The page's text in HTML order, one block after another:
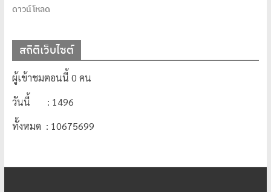
ดาวน์โหลด
สถิติเว็บไซต์
ผู้เข้าชมตอนนี้ 0 คน
วันนี้ : 1496
ทั้งหมด : 10675699